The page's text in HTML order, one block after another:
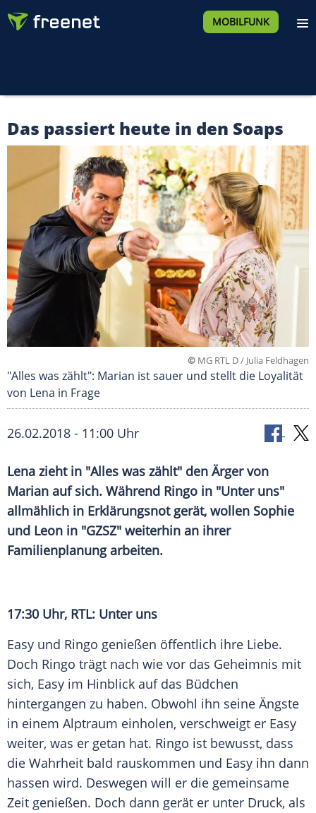
MOBILFUNK
Das passiert heute in den Soaps
© MG RTL D / Julia Feldhagen
"Alles was zählt": Marian ist sauer und stellt die Loyalität
von Lena in Frage
26.02.2018 - 11:00 Uhr
Lena zieht in "Alles was zählt" den Ärger von
Marian auf sich. Während Ringo in "Unter uns"
allmählich in Erklärungsnot gerät, wollen Sophie
und Leon in "GZSZ" weiterhin an ihrer
Familienplanung arbeiten.
17:30 Uhr, RTL: Unter uns
Easy und Ringo genießen öffentlich ihre Liebe.
Doch Ringo trägt nach wie vor das Geheimnis mit
sich, Easy im Hinblick auf das Büdchen
hintergangen zu haben. Obwohl ihn seine Ängste
in einem Alptraum einholen, verschweigt er Easy
weiter, was er getan hat. Ringo ist bewusst, dass
die Wahrheit bald rauskommen und Easy ihn dann
hassen wird. Deswegen will er die gemeinsame
Zeit genießen. Doch dann gerät er unter Druck, als